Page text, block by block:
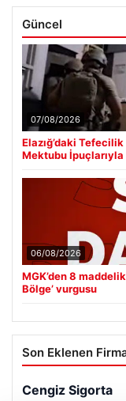
Güncel
07/08/2026
Elazığ’daki
Mektubu İpuçlarıyla
06/08/2026
MGK’den 8
Bölge’ vurgusu
Son Eklenen
Cengiz Sigorta